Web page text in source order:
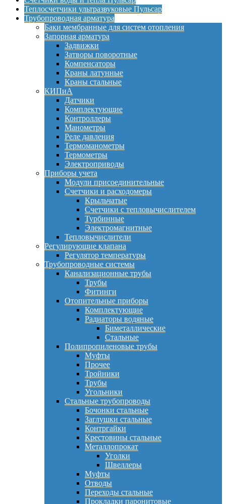
Теплосчетчики ультразвуковые Пульсар
Трубопроводная арматура
Баки мембранные для систем отопления
Запорная арматура
Задвижки
Затворы поворотные
Компенсаторы
Краны латунные
Краны стальные
КИПиА
Датчики
Комплектующие
Контроллеры
Манометры
Реле давления
Термоманометры
Термометры
Электроприводы
Приборы учета
Модули присоединительные
Счетчики и расходомеры
Крыльчатые
Счетчики с тепловычислителем
Турбинные
Электромагнитные
Тепловычислители
Регулирующие клапана
Регулятор температуры
Трубопроводные системы
Канализационные трубы
Трубы
Фитинги
Отопительные приборы
Комплектующие
Радиаторы водяные
Биметаллические
Стальные
Полипропиленовые трубы
Муфты
Прочее
Тройники
Трубы
Угольники
Стальные трубопроводы
Бочонки стальные
Заглушки стальные
Контргайки
Крестовины стальные
Металлопрокат
Уголки
Швеллеры
Муфты
Отводы
Переходы стальные
Прокладки паронитовые